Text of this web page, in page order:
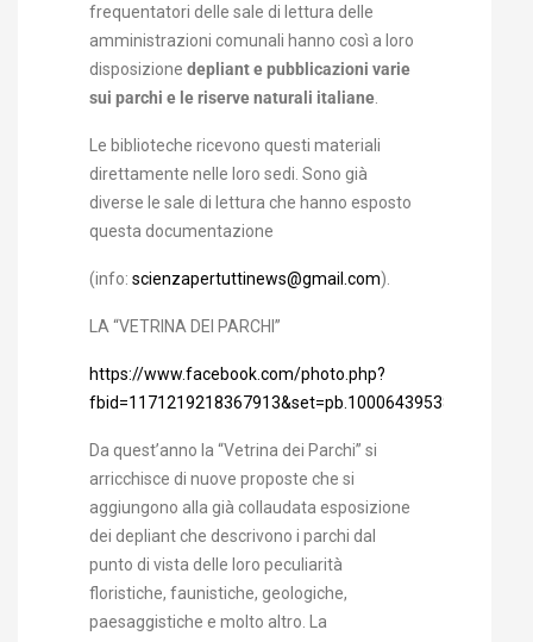
frequentatori delle sale di lettura delle
amministrazioni comunali hanno così a loro
disposizione depliant e pubblicazioni varie
sui parchi e le riserve naturali italiane
Le biblioteche ricevono questi materiali
direttamente nelle loro sedi. Sono già
diverse le sale di lettura che hanno esposto
questa documentazione
(info: scienzapertuttinews@gmail.com).
LA “VETRINA DEI PARCHI”
https://www.facebook.com/photo.php?
fbid=1171219218367913&set=pb.100064395383840.-
Da quest’anno la “Vetrina dei Parchi” si
arricchisce di nuove proposte che si
aggiungono alla già collaudata esposizione
dei depliant che descrivono i parchi dal
punto di vista delle loro peculiarità
floristiche, faunistiche, geologiche,
paesaggistiche e molto altro. La